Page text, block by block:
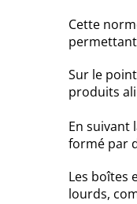
Cette
Sur le
produits
En suivant
formé par
Les boîtes
lourds,